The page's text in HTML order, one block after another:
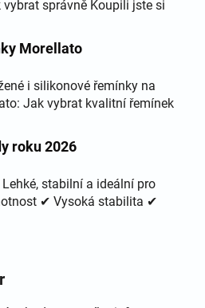
správně Koupili jste si
Morellato
i silikonové řemínky na
Jak vybrat kvalitní řemínek
roku 2026
stabilní a ideální pro
✔ Vysoká stabilita ✔